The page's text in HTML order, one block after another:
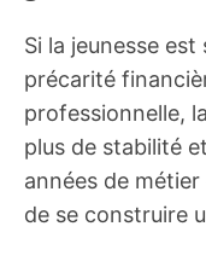
Si la jeunesse
précarité
professionnelle,
plus de stabilité
années de
de se construire